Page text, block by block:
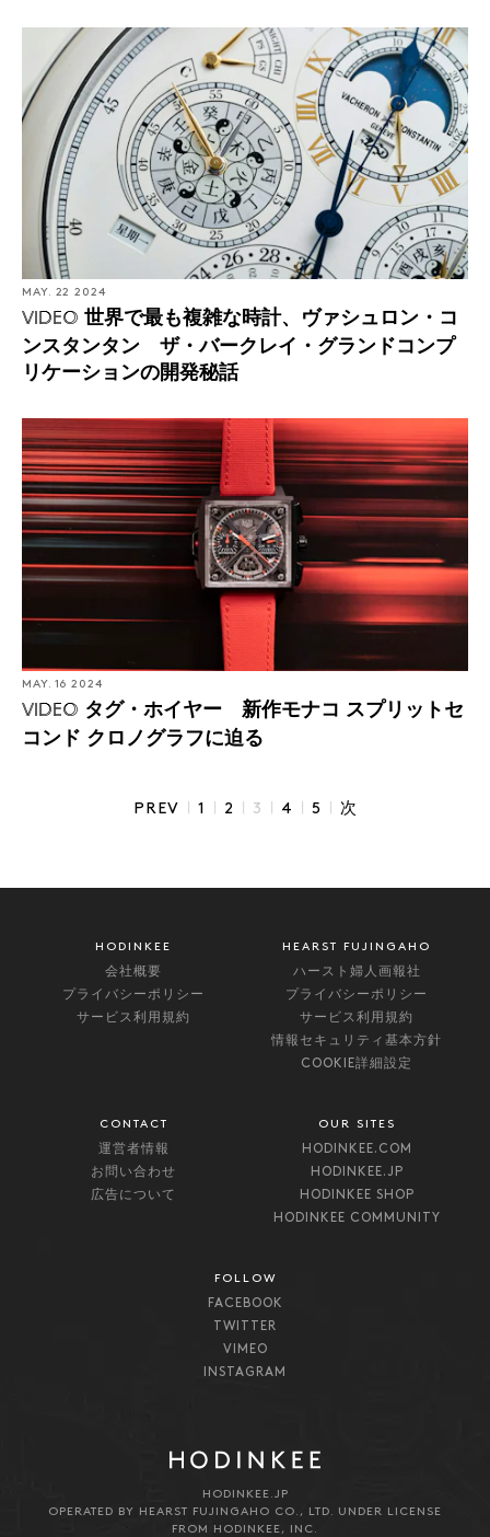
MAY. 22 2024
VIDEO 世界で最も複雑な時計、ヴァシュロン・コ
ンスタンタン ザ・バークレイ・グランドコンプ
リケーションの開発秘話
MAY. 16 2024
VIDEO タグ・ホイヤー 新作モナコ スプリットセ
コンド クロノグラフに迫る
PREV | 1 | 2 | 3 | 4 | 5 | 次
HODINKEE
会社概要
プライバシーポリシー
サービス利用規約
HEARST FUJINGAHO
ハースト婦人画報社
プライバシーポリシー
サービス利用規約
情報セキュリティ基本方針
COOKIE詳細設定
CONTACT
運営者情報
お問い合わせ
広告について
OUR SITES
HODINKEE.COM
HODINKEE.JP
HODINKEE SHOP
HODINKEE COMMUNITY
FOLLOW
FACEBOOK
TWITTER
VIMEO
INSTAGRAM
HODINKEE.JP
OPERATED BY HEARST FUJINGAHO CO., LTD. UNDER LICENSE
FROM HODINKEE, INC.